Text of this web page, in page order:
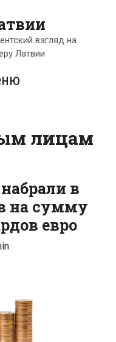
взгляд на
Латвии
лицам
в
на сумму
евро